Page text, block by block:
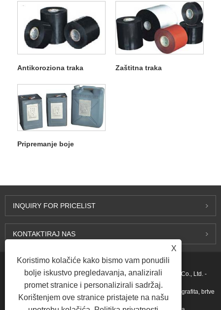
Antikoroziona traka Zaštitna traka
Pripremanje boje
INQUIRY FOR PRICELIST
KONTAKTIRAJ NAS
Autorsko pravo © 2015-2026 Ningbo Kaxite Sealing Materials Co., Ltd. -
Zaptivke sa spiralnim namotavanjem, zaptivke od ekspandiranog grafita, brtve
X
Koristimo kolačiće kako bismo vam ponudili
bolje iskustvo pregledavanja, analizirali
promet stranice i personalizirali sadržaj.
Korištenjem ove stranice pristajete na našu